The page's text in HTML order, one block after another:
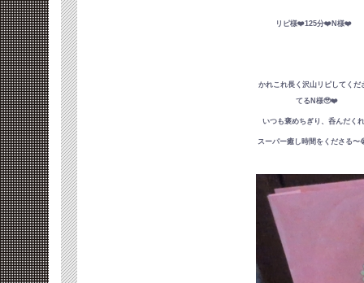
リピ様❤️125分❤️N様❤️
かれこれ長く沢山リピしてくだ
てるN様🥹❤️
いつも褒めちぎり、呑んだく
スーパー癒し時間をくださる〜